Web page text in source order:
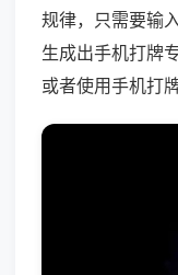
规律，只需要输
生成出手机打牌
或者使用手机打